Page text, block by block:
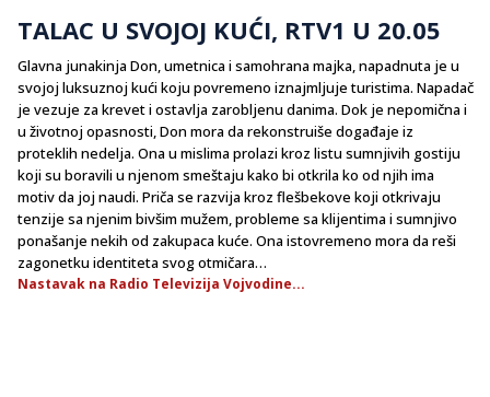
TALAC U SVOJOJ KUĆI, RTV1 U 20.05
Glavna junakinja Don, umetnica i samohrana majka, napadnuta je u
svojoj luksuznoj kući koju povremeno iznajmljuje turistima. Napadač
je vezuje za krevet i ostavlja zarobljenu danima. Dok je nepomična i
u životnoj opasnosti, Don mora da rekonstruiše događaje iz
proteklih nedelja. Ona u mislima prolazi kroz listu sumnjivih gostiju
koji su boravili u njenom smeštaju kako bi otkrila ko od njih ima
motiv da joj naudi. Priča se razvija kroz flešbekove koji otkrivaju
tenzije sa njenim bivšim mužem, probleme sa klijentima i sumnjivo
ponašanje nekih od zakupaca kuće. Ona istovremeno mora da reši
zagonetku identiteta svog otmičara…
Nastavak na Radio Televizija Vojvodine...